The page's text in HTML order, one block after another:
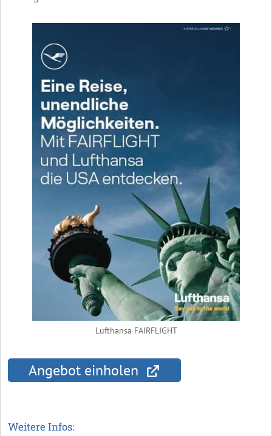
Lufthansa FAIRFLIGHT
Angebot einholen
Weitere Infos: